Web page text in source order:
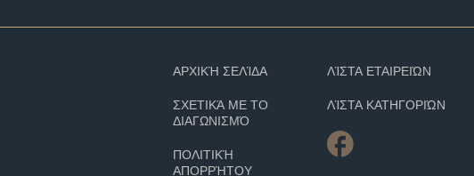
ΑΡΧΙΚΉ ΣΕΛΊΔΑ
ΣΧΕΤΙΚΆ ΜΕ ΤΟ
ΔΙΑΓΩΝΙΣΜΌ
ΠΟΛΙΤΙΚΉ
ΑΠΟΡΡΉΤΟΥ
ΛΊΣΤΑ ΕΤΑΙΡΕΙΏΝ
ΛΊΣΤΑ ΚΑΤΗΓΟΡΙΏΝ